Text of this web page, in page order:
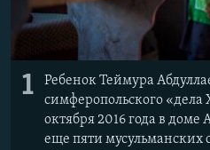
1
Ребенок Теймура
симферопольского «дела
октября 2016 года в
еще пяти